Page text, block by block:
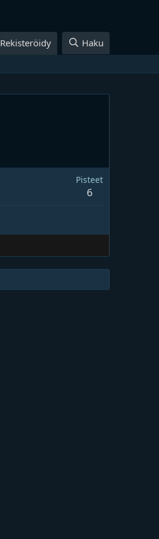
Rekisteröidy Haku
Pisteet
6